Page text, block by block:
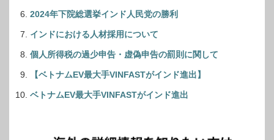
2024年下院総選挙インド人民党の勝利
インドにおける人材採用について
個人所得税の過少申告・虚偽申告の罰則に関して
【ベトナムEV最大手VINFASTがインド進出】
ベトナムEV最大手VINFASTがインド進出